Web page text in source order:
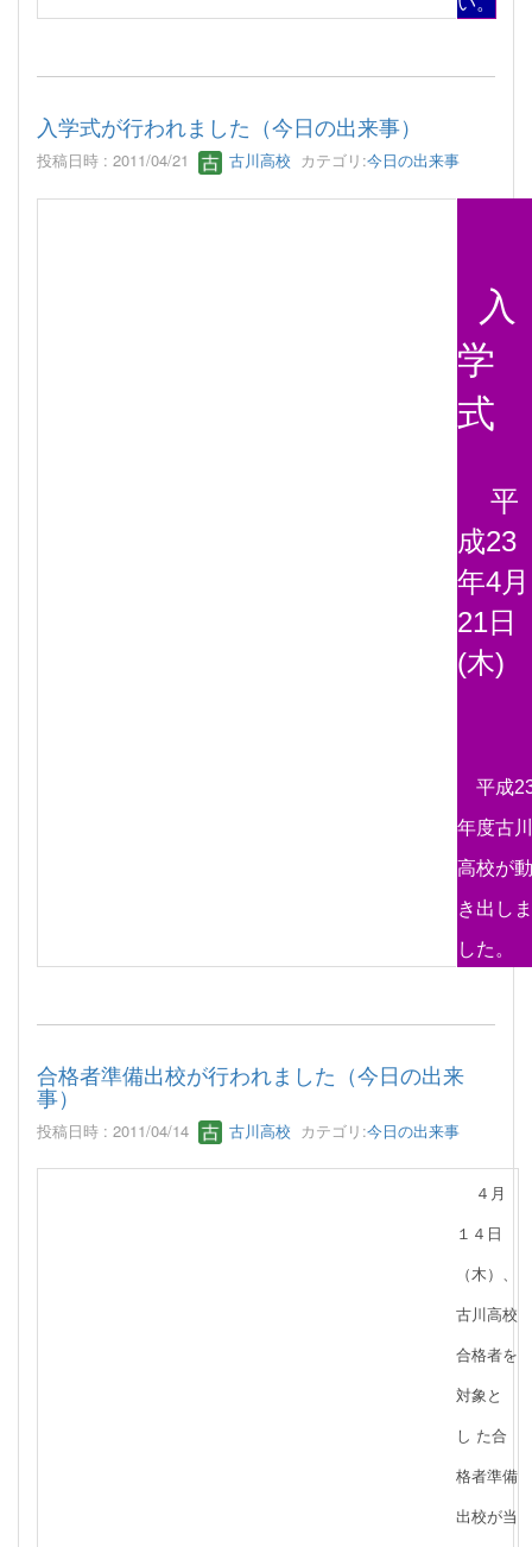
入学式が行われました（今日の出来事）
投稿日時 : 2011/04/21 古川高校 カテゴリ:今日の出来事
入
学
式
平
成23
年4月
21日
(木)
平成
年度古川
高校が動
き出しま
した。
合格者準備出校が行われました（今日の出来
事）
投稿日時 : 2011/04/14 古川高校 カテゴリ:今日の出来事
４月
１４日
（木）、
古川高校
合格者を
対象と
し た合
格者準備
出校が当